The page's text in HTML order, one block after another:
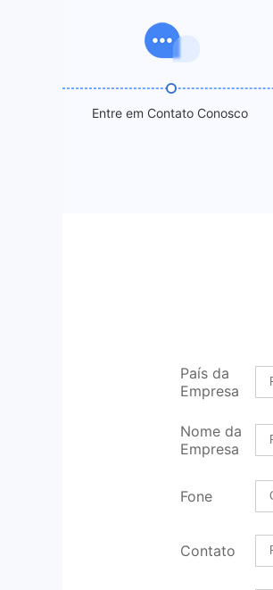
Entre em Contato Conosco
País da
Empresa
Nome da
Empresa
Fone
Contato